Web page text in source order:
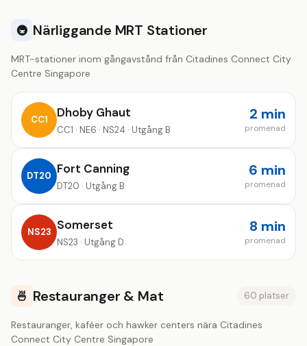
🚇 Närliggande MRT Stationer
MRT-stationer inom gångavstånd från Citadines Connect City
Centre Singapore
CC1 Dhoby Ghaut
CC1 · NE6 · NS24 · Utgång B
2 min
promenad
DT20 Fort Canning
DT20 · Utgång B
6 min
promenad
NS23 Somerset
NS23 · Utgång D
8 min
promenad
🍜 Restauranger & Mat 60 platser
Restauranger, kaféer och hawker centers nära Citadines
Connect City Centre Singapore